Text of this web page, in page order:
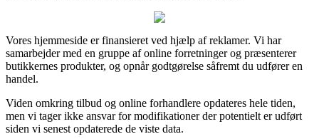
Vores hjemmeside er finansieret ved hjælp af reklamer. Vi har
samarbejder med en gruppe af online forretninger og præsenterer
butikkernes produkter, og opnår godtgørelse såfremt du udfører en
handel.
Viden omkring tilbud og online forhandlere opdateres hele tiden,
men vi tager ikke ansvar for modifikationer der potentielt er udført
siden vi senest opdaterede de viste data.